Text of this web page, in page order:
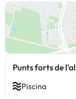
Punts forts de
Piscina